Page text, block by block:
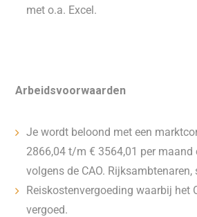
met o.a. Excel.
Arbeidsvoorwaarden
Je wordt beloond met een
2866,04 t/m € 3564,01 per maand
volgens de CAO. Rijksambtenaren,
Reiskostenvergoeding waarbij het
vergoed.